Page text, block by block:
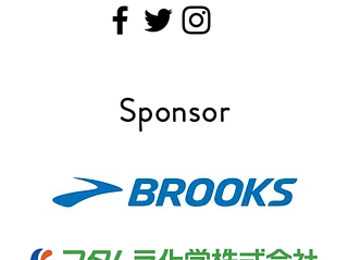
​Sponsor